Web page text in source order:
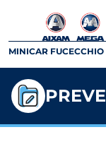
MINICAR FUCECCHIO